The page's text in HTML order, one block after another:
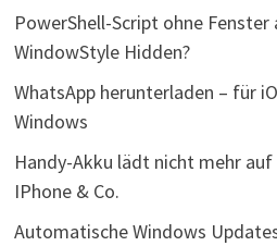
PowerShell-Script ohne Fenster
WindowStyle Hidden?
WhatsApp herunterladen – für
Windows
Handy-Akku lädt nicht mehr
IPhone & Co.
Automatische Windows